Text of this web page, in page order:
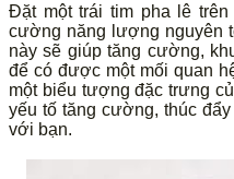
Đặt một trái tim pha lê
cường năng lượng nguyên
này sẽ giúp tăng cường,
để có được một mối quan
một biểu tượng đặc trưng
yếu tố tăng cường, thúc
với bạn.